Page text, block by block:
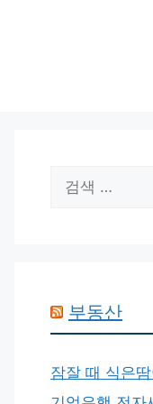
색:
부동산
잠잘 때 식은